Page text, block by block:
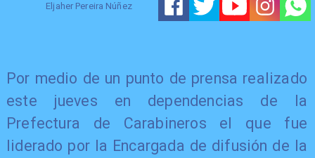
Eljaher Pereira Núñez
Por medio de un punto de prensa realizado
este jueves en dependencias de la
Prefectura de Carabineros el que fue
liderado por la Encargada de difusión de la